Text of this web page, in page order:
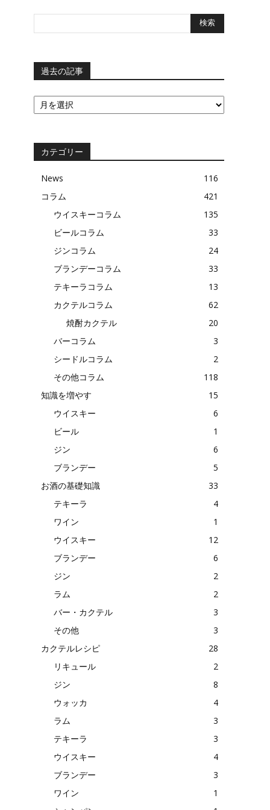
過去の記事
過
去
事
カテゴリー
News
116
コラム
421
ウイスキーコラム
135
ビールコラム
33
ジンコラム
24
ブランデーコラム
33
テキーラコラム
13
カクテルコラム
62
焼酎カクテル
20
バーコラム
3
シードルコラム
2
その他コラム
118
知識を増やす
15
ウイスキー
6
ビール
1
ジン
6
ブランデー
5
お酒の基礎知識
33
テキーラ
4
ワイン
1
ウイスキー
12
ブランデー
6
ジン
2
ラム
2
バー・カクテル
3
その他
3
カクテルレシピ
28
リキュール
2
ジン
8
ウォッカ
4
ラム
3
テキーラ
3
ウイスキー
4
ブランデー
3
ワイン
1